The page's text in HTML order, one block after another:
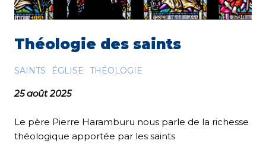
Théologie des saints
SAINTS ÉGLISE THÉOLOGIE
25 août 2025
Le père Pierre Haramburu nous parle de la richesse
théologique apportée par les saints